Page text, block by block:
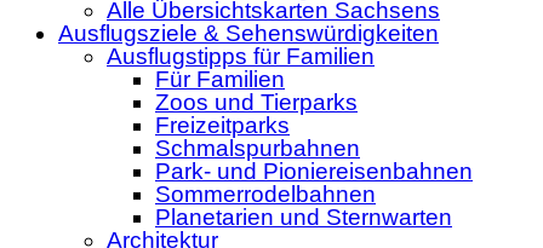
Alle Übersichtskarten Sachsens
Ausflugsziele & Sehenswürdigkeiten
Ausflugstipps für Familien
Für Familien
Zoos und Tierparks
Freizeitparks
Schmalspurbahnen
Park- und Pioniereisenbahnen
Sommerrodelbahnen
Planetarien und Sternwarten
Architektur